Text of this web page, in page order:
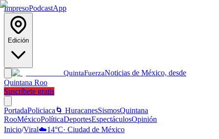
ImpresoPodcastApp
Edición
QuintaFuerzaNoticias de México, desde
Quintana Roo
Suscríbete gratis
PortadaPoliciaca 🌀 HuracanesSismosQuintana
RooMéxicoPolíticaDeportesEspectáculosOpinión
Inicio/Viral☁️14°C· Ciudad de México